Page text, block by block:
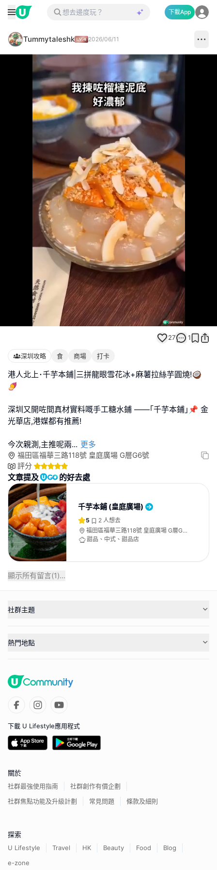
下載App
Tummytaleshk 2026/06/11
Loaded
:
100.00%
27 1
深圳攻略 食 商場 打卡
港人北上･千芋本鋪|三拼龍眼雪花冰+麻薯拉絲芋圓燒!🥥
🍠
深圳又開咗間真材實料嘅手工糖水鋪 ——｢千芋本鋪｣📌 金
光華店,港媒都有推薦!
今次親測,主推呢兩... 更多
福田區福華三路118號 皇庭廣場 G層G6號
評分
文章提及 的好去處
千芋本鋪 (皇庭廣場)
5 2 人想去
福田區福華三路118號 皇庭廣場 G層G6
號
甜品、中式、甜品店
顯示所有留言(1)...
社群主題
熱門地點
下載 U Lifestyle應用程式
關於
社群最強使用指南
社群創作有價企劃
社群焦點功能及升級計劃
常見問題 條款及細則
探索
U Lifestyle Travel HK Beauty Food
Blog
e-zone